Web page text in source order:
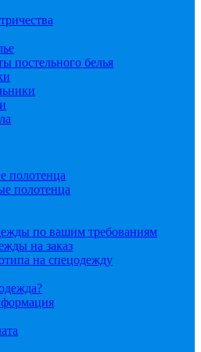
постельного белья
полотенца
полотенца
по вашим требованиям
на заказ
на спецодежду